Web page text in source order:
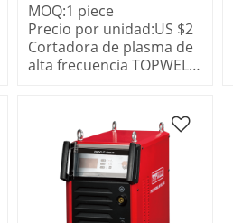
100H
MOQ:1 piece
Precio por unidad:US $2
Cortadora de plasma de
alta frecuencia TOPWELL